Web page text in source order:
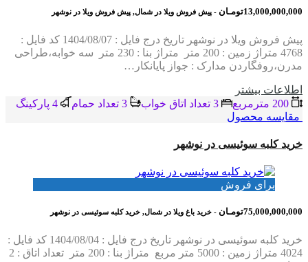
13,000,000,000تومـان - پیش فروش ویلا در شمال, پیش فروش ویلا در نوشهر
پیش فروش ویلا در نوشهر تاریخ درج فایل : 1404/08/07 کد فایل :
4768 متراژ زمین : 200 متر متراژ بنا : 230 متر سه خوابه،طراحی
مدرن،روفگاردن مدارک : جواز پایانکار…
اطلاعات بيشتر
مقایسه محصول
خرید کلبه سوئیسی در نوشهر
برای فروش
75,000,000,000تومـان - خرید باغ ویلا در شمال, خرید کلبه سوئیسی در نوشهر
خرید کلبه سوئیسی در نوشهر تاریخ درج فایل : 1404/08/04 کد فایل :
4024 متراژ زمین : 5000 متر مربع متراژ بنا : 200 متر تعداد اتاق : 2